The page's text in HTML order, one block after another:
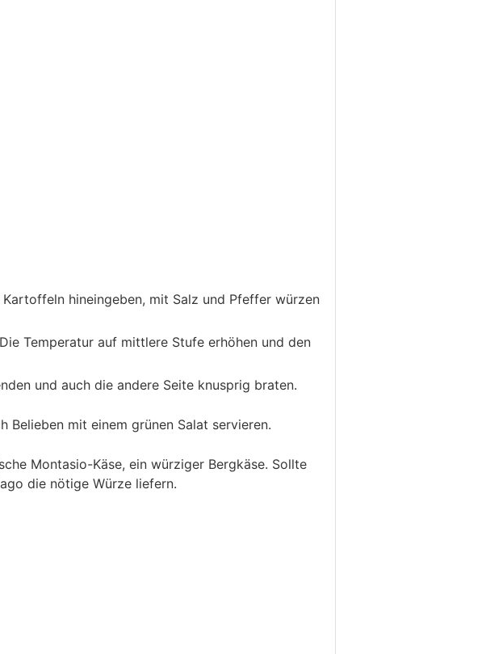
hineingeben, mit Salz und Pfeffer würzen
Temperatur auf mittlere Stufe erhöhen und den
und auch die andere Seite knusprig braten.
Belieben mit einem grünen Salat servieren.
Montasio-Käse, ein würziger Bergkäse. Sollte
die nötige Würze liefern.